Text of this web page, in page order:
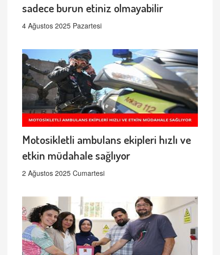
sadece burun etiniz olmayabilir
4 Ağustos 2025 Pazartesi
Motosikletli ambulans ekipleri hızlı ve
etkin müdahale sağlıyor
2 Ağustos 2025 Cumartesi